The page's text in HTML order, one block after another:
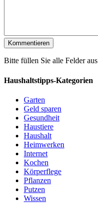
Bitte füllen Sie alle Felder aus
Haushaltstipps-Kategorien
Garten
Geld sparen
Gesundheit
Haustiere
Haushalt
Heimwerken
Internet
Kochen
Körperflege
Pflanzen
Putzen
Wissen